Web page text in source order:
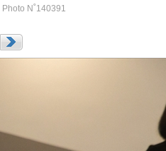
| Photo N˚140391